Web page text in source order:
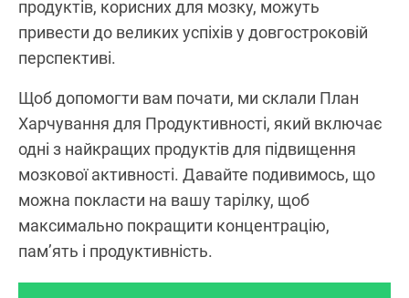
продуктів, корисних для мозку, можуть
привести до великих успіхів у довгостроковій
перспективі.
Щоб допомогти вам почати, ми склали План
Харчування для Продуктивності, який включає
одні з найкращих продуктів для підвищення
мозкової активності. Давайте подивимось, що
можна покласти на вашу тарілку, щоб
максимально покращити концентрацію,
пам’ять і продуктивність.